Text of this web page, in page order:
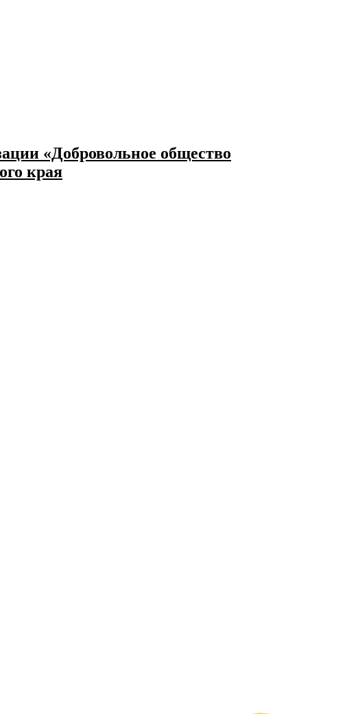
«Добровольное общество
края